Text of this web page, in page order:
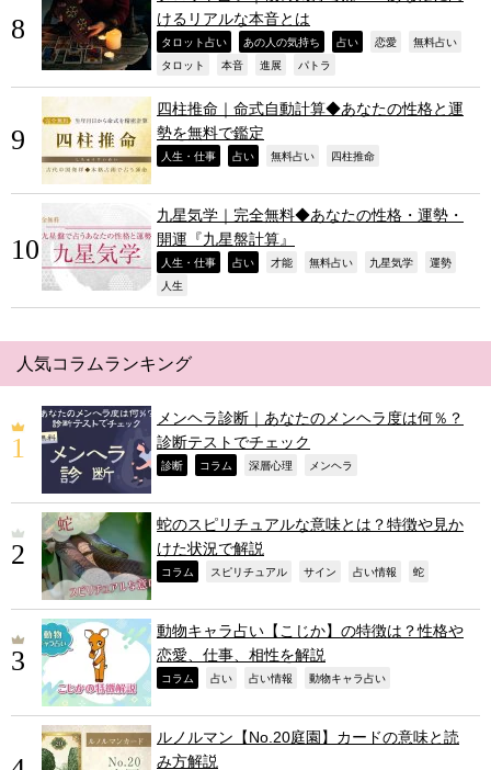
けるリアルな本音とは
タロット占い あの人の気持ち 占い 恋愛 無料占い
タロット 本音 進展 パトラ
四柱推命｜命式自動計算◆あなたの性格と運
勢を無料で鑑定
人生・仕事 占い 無料占い 四柱推命
九星気学｜完全無料◆あなたの性格・運勢・
開運『九星盤計算』
人生・仕事 占い 才能 無料占い 九星気学 運勢
人生
人気コラムランキング
メンヘラ診断｜あなたのメンヘラ度は何％？
診断テストでチェック
診断 コラム 深層心理 メンヘラ
蛇のスピリチュアルな意味とは？特徴や見か
けた状況で解説
コラム スピリチュアル サイン 占い情報 蛇
動物キャラ占い【こじか】の特徴は？性格や
恋愛、仕事、相性を解説
コラム 占い 占い情報 動物キャラ占い
ルノルマン【No.20庭園】カードの意味と読
み方解説